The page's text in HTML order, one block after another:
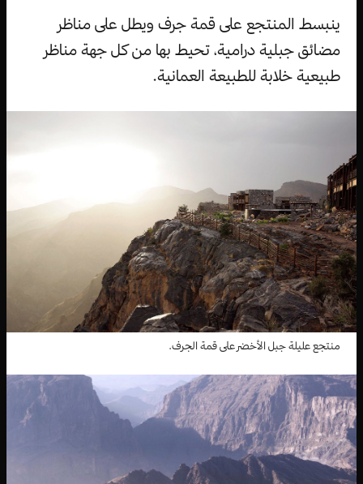
ينبسط المنتجع على قمة جرف ويطل على مناظر
مضائق جبلية درامية، تحيط بها من كل جهة مناظر
طبيعية خلابة للطبيعة العمانية.
منتجع عليلة جبل الأخضر على قمة الجرف.